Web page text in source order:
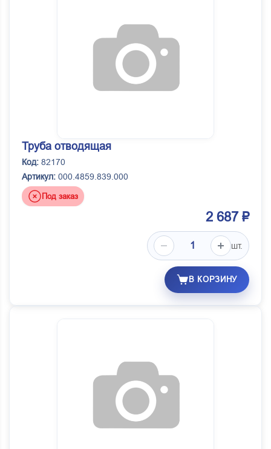
Труба отводящая
Код: 82170
Артикул: 000.4859.839.000
Под заказ
2 687 ₽
шт.
В КОРЗИНУ